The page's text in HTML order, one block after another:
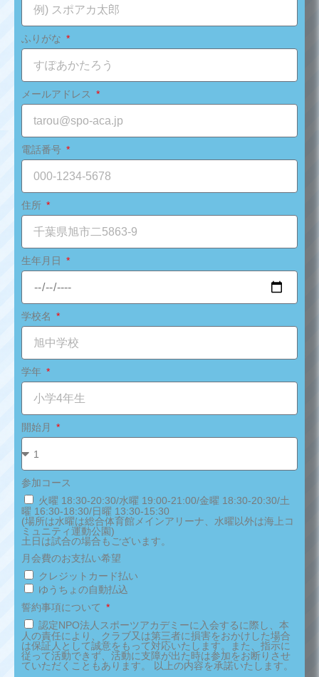
ふりがな
メールアドレス
電話番号
住所
生年月日
学校名
学年
開始月
参加コース
火曜 18:30-20:30/水曜 19:00-21:00/金曜 18:30-20:30/土
曜 16:30-18:30/日曜 13:30-15:30
(場所は水曜は総合体育館メインアリーナ、水曜以外は海上コ
ミュニティ運動公園)
土日は試合の場合もございます。
月会費のお支払い希望
クレジットカード払い
ゆうちょの自動払込
誓約事項について
認定NPO法人スポーツアカデミーに入会するに際し、本
人の責任により、クラブ又は第三者に損害をおかけした場合
は保証人として誠意をもって対応いたします。また、指示に
従って活動できず、活動に支障が出た時は参加をお断りさせ
ていただくこともあります。 以上の内容を承諾いたします。